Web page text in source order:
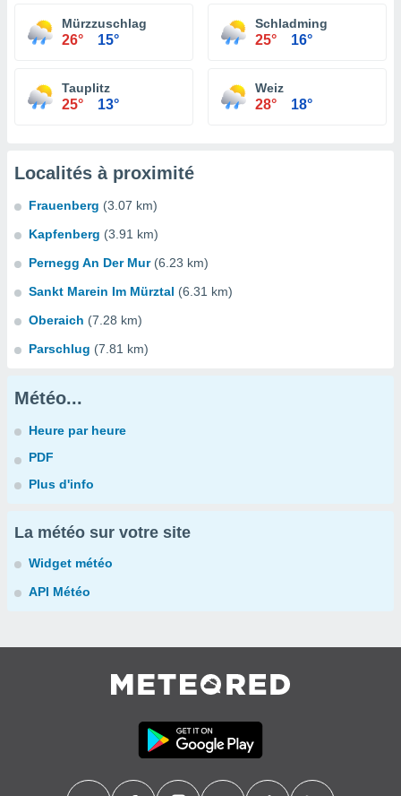
Mürzzuschlag
26° 15°
Schladming
25° 16°
Tauplitz
25° 13°
Weiz
28° 18°
Localités à proximité
Frauenberg (3.07 km)
Kapfenberg (3.91 km)
Pernegg An Der Mur (6.23 km)
Sankt Marein Im Mürztal (6.31 km)
Oberaich (7.28 km)
Parschlug (7.81 km)
Météo...
Heure par heure
PDF
Plus d'info
La météo sur votre site
Widget météo
API Météo